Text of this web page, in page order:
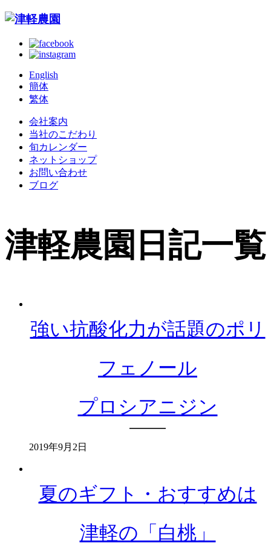
English
簡体
繁体
会社案内
当社のこだわり
旬カレンダー
ネットショップ
お問い合わせ
ブログ
津軽農園日記一覧
強い抗酸化力が話題のポリ
フェノール
プロシアニジン
2019年9月2日
夏のギフト・おすすめは
津軽の「白桃」